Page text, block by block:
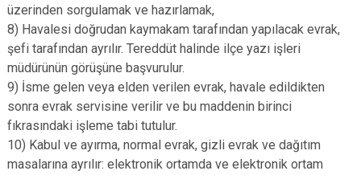
üzerinden sorgulamak ve hazırlamak,
8) Havalesi doğrudan kaymakam tarafından yapılacak evrak,
şefi tarafından ayrılır. Tereddüt halinde ilçe yazı işleri
müdürünün görüşüne başvurulur.
9) İsme gelen veya elden verilen evrak, havale edildikten
sonra evrak servisine verilir ve bu maddenin birinci
fıkrasındaki işleme tabi tutulur.
10) Kabul ve ayırma, normal evrak, gizli evrak ve dağıtım
masalarına ayrılır: elektronik ortamda ve elektronik ortam